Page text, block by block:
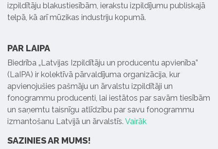
izpildītāju blakustiesībām, ierakstu izpildījumu publiskajā
telpā, kā arī mūzikas industriju kopumā.
PAR LAIPA
Biedrība „Latvijas Izpildītāju un producentu apvienība”
(LaIPA) ir kolektīvā pārvaldījuma organizācija, kur
apvienojušies pašmāju un ārvalstu izpildītāji un
fonogrammu producenti, lai iestātos par savām tiesībām
un saņemtu taisnīgu atlīdzību par savu fonogrammu
izmantošanu Latvijā un ārvalstīs. Vairāk
SAZINIES AR MUMS!